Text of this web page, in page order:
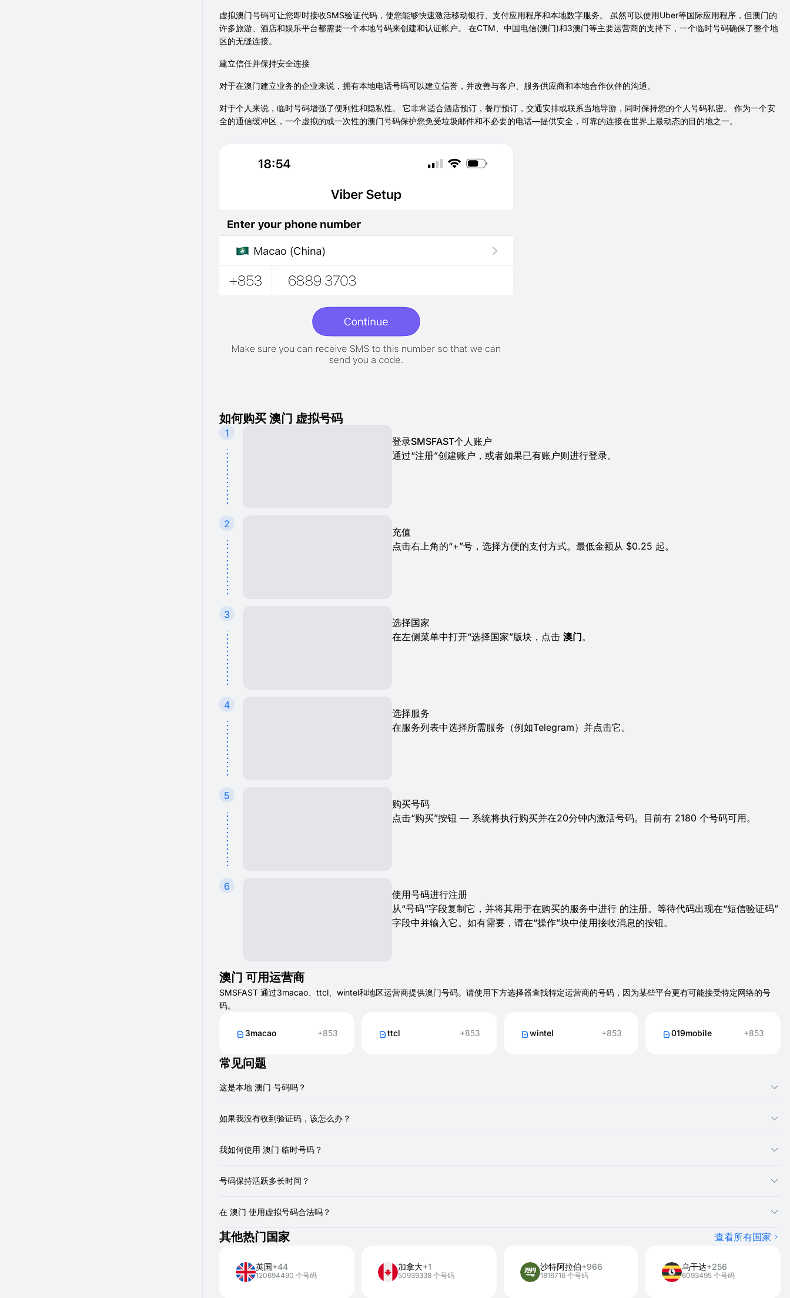
虚拟澳门号码可让您即时接收SMS验证代码，使您能够快速激活移动银行、支付应用程序和本地数字服务。 虽然可以使用Uber等国际应用程序，但澳门的
许多旅游、酒店和娱乐平台都需要一个本地号码来创建和认证帐户。 在CTM、中国电信(澳门)和3澳门等主要运营商的支持下，一个临时号码确保了整个地
区的无缝连接。
建立信任并保持安全连接
对于在澳门建立业务的企业来说，拥有本地电话号码可以建立信誉，并改善与客户、服务供应商和本地合作伙伴的沟通。
对于个人来说，临时号码增强了便利性和隐私性。 它非常适合酒店预订，餐厅预订，交通安排或联系当地导游，同时保持您的个人号码私密。 作为一个安
全的通信缓冲区，一个虚拟的或一次性的澳门号码保护您免受垃圾邮件和不必要的电话—提供安全，可靠的连接在世界上最动态的目的地之一。
如何购买 澳门 虚拟号码
1
登录SMSFAST个人账户
通过“注册”创建账户，或者如果已有账户则进行登录。
2
充值
点击右上角的“+”号，选择方便的支付方式。最低金额从 $0.25 起。
3
选择国家
在左侧菜单中打开“选择国家”版块，点击 澳门。
4
选择服务
在服务列表中选择所需服务（例如Telegram）并点击它。
5
购买号码
点击“购买”按钮 — 系统将执行购买并在20分钟内激活号码。目前有 2180 个号码可用。
6
使用号码进行注册
从“号码”字段复制它，并将其用于在购买的服务中进行 的注册。等待代码出现在“短信验证码”
字段中并输入它。如有需要，请在“操作”块中使用接收消息的按钮。
澳门 可用运营商
SMSFAST 通过3macao、ttcl、wintel和地区运营商提供澳门号码。请使用下方选择器查找特定运营商的号码，因为某些平台更有可能接受特定网络的号
码。
3macao +853 ttcl +853 wintel +853 019mobile +853
常见问题
这是本地 澳门 号码吗？
如果我没有收到验证码，该怎么办？
检查VPN连接：如果您正在使用VPN，请将其关闭并重新加载页面。
确保主动查看：确保您正在主动查看您租用的特定虚拟号码的SMSFAST界面，因为短信将显示在那里。
我如何使用 澳门 临时号码？
号码保持活跃多长时间？
在 澳门 使用虚拟号码合法吗？
是的，使用临时虚拟号码是安全且合法的。
其他热门国家 查看所有国家
英国+44
120694490 个号码
加拿大+1
50939338 个号码
沙特阿拉伯+966
1816716 个号码
乌干达+256
6093495 个号码